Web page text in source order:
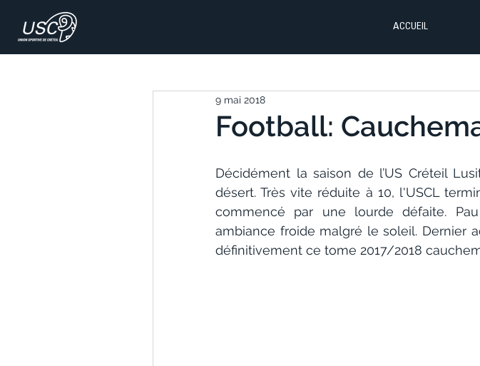
ACCUEIL
Football:
9 mai 2018
Décidément la saison de l’US Créteil
désert. Très vite réduite à 10, l'USCL
commencé par une lourde défaite.
ambiance froide malgré le soleil. Dernier
définitivement ce tome 2017/2018